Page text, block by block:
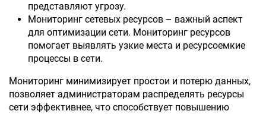
представляют угрозу.
Мониторинг сетевых ресурсов – важный аспект
для оптимизации сети. Мониторинг ресурсов
помогает выявлять узкие места и ресурсоемкие
процессы в сети.
Мониторинг минимизирует простои и потерю данных,
позволяет администраторам распределять ресурсы
сети эффективнее, что способствует повышению